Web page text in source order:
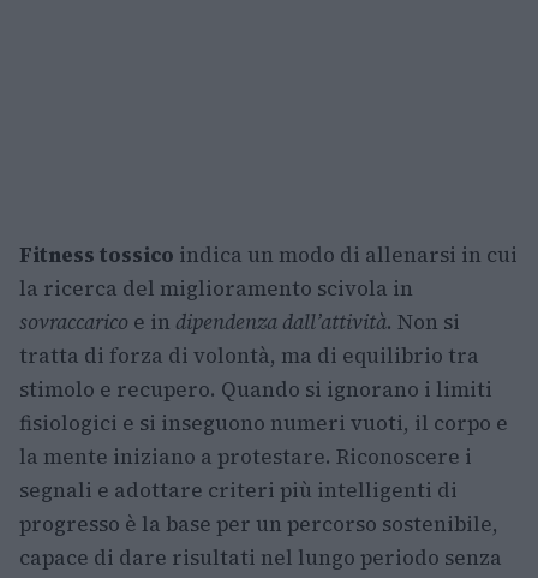
Fitness tossico indica un modo di allenarsi in cui
la ricerca del miglioramento scivola in
sovraccarico e in dipendenza dall’attività. Non si
tratta di forza di volontà, ma di equilibrio tra
stimolo e recupero. Quando si ignorano i limiti
fisiologici e si inseguono numeri vuoti, il corpo e
la mente iniziano a protestare. Riconoscere i
segnali e adottare criteri più intelligenti di
progresso è la base per un percorso sostenibile,
capace di dare risultati nel lungo periodo senza